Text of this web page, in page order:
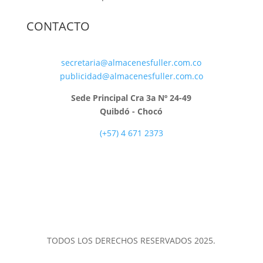
CONTACTO
secretaria@almacenesfuller.com.co
publicidad@almacenesfuller.com.co
Sede Principal Cra 3a Nº 24-49
Quibdó - Chocó
(+57) 4 671 2373
TODOS LOS DERECHOS RESERVADOS 2025.